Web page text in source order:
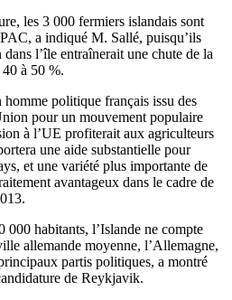
les 3 000 fermiers islandais sont
a indiqué M. Sallé, puisqu’ils
l’île entraînerait une chute de la
à 50 %.
politique français issu des
pour un mouvement populaire
à l’UE profiterait aux agriculteurs
une aide substantielle pour
et une variété plus importante de
avantageux dans le cadre de
000 habitants, l’Islande ne compte
allemande moyenne, l’Allemagne,
partis politiques, a montré
de Reykjavik.